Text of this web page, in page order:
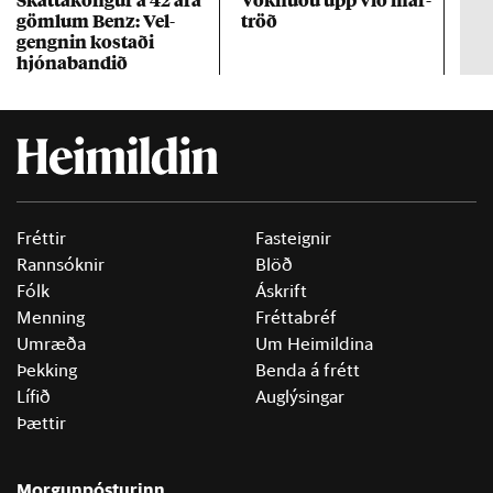
göml­um Benz: Vel­
gengn­in kostaði
hjóna­band­ið
tröð
Fréttir
Rannsóknir
Fólk
Menning
Umræða
Þekking
Lífið
Þættir
Fasteignir
Blöð
Áskrift
Fréttabréf
Um Heimildina
Benda á frétt
Auglýsingar